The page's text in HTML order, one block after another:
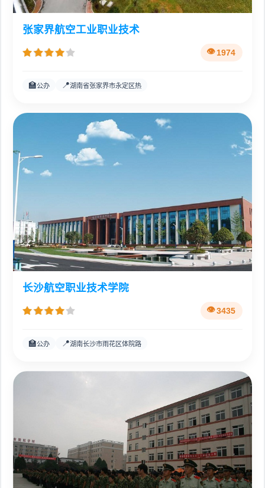
张家界航空工业职业技术
1974
🏫公办 📍湖南省张家界市永定区热
长沙航空职业技术学院
3435
🏫公办 📍湖南长沙市雨花区体院路